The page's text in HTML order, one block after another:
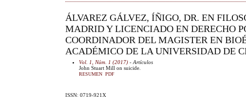
ÁLVAREZ GÁLVEZ, ÍÑIGO, DR. EN
MADRID Y LICENCIADO EN DERECHO
COORDINADOR DEL MAGISTER EN
ACADÉMICO DE LA UNIVERSIDAD DE
Vol. 1, Núm. 1 (2017) - Artículos
John Stuart Mill on suicide.
RESUMEN PDF
ISSN: 0719-921X